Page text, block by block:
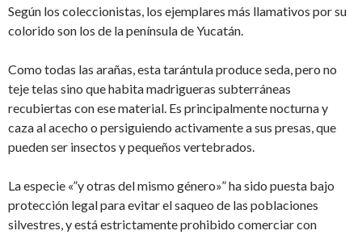
Según los coleccionistas, los ejemplares más llamativos por su
colorido son los de la península de Yucatán.
Como todas las arañas, esta tarántula produce seda, pero no
teje telas sino que habita madrigueras subterráneas
recubiertas con ese material. Es principalmente nocturna y
caza al acecho o persiguiendo activamente a sus presas, que
pueden ser insectos y pequeños vertebrados.
La especie «”y otras del mismo género»” ha sido puesta bajo
protección legal para evitar el saqueo de las poblaciones
silvestres, y está estrictamente prohibido comerciar con